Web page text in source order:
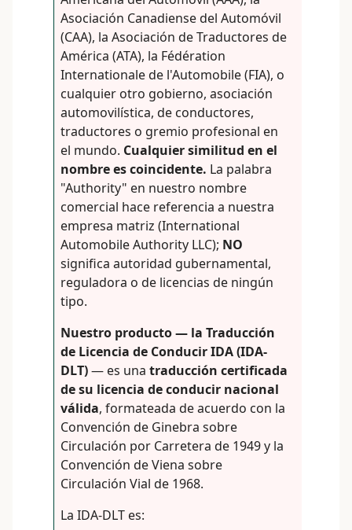
Asociación Canadiense del Automóvil
(CAA), la Asociación de Traductores de
América (ATA), la Fédération
Internationale de l'Automobile (FIA), o
cualquier otro gobierno, asociación
automovilística, de conductores,
traductores o gremio profesional en
el mundo. Cualquier similitud en el
nombre es coincidente. La palabra
"Authority" en nuestro nombre
comercial hace referencia a nuestra
empresa matriz (International
Automobile Authority LLC); NO
significa autoridad gubernamental,
reguladora o de licencias de ningún
tipo.
Nuestro producto — la Traducción
de Licencia de Conducir IDA (IDA-
DLT)— es una traducción certificada
de su licencia de conducir nacional
válida, formateada de acuerdo con la
Convención de Ginebra sobre
Circulación por Carretera de 1949y la
Convención de Viena sobre
Circulación Vial de 1968.
La IDA-DLT es: